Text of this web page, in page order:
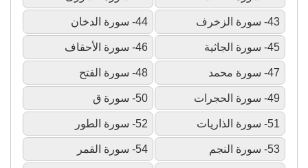
43- سورة الزخرف 44- سورة الدخان
45- سورة الجاثية 46- سورة الأحقاف
47- سورة محمد 48- سورة الفتح
49- سورة الحجرات 50- سورة ق
51- سورة الذاريات 52- سورة الطور
53- سورة النجم 54- سورة القمر